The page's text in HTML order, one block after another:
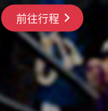
搶先GO
前往行程
前往行程
前往行程